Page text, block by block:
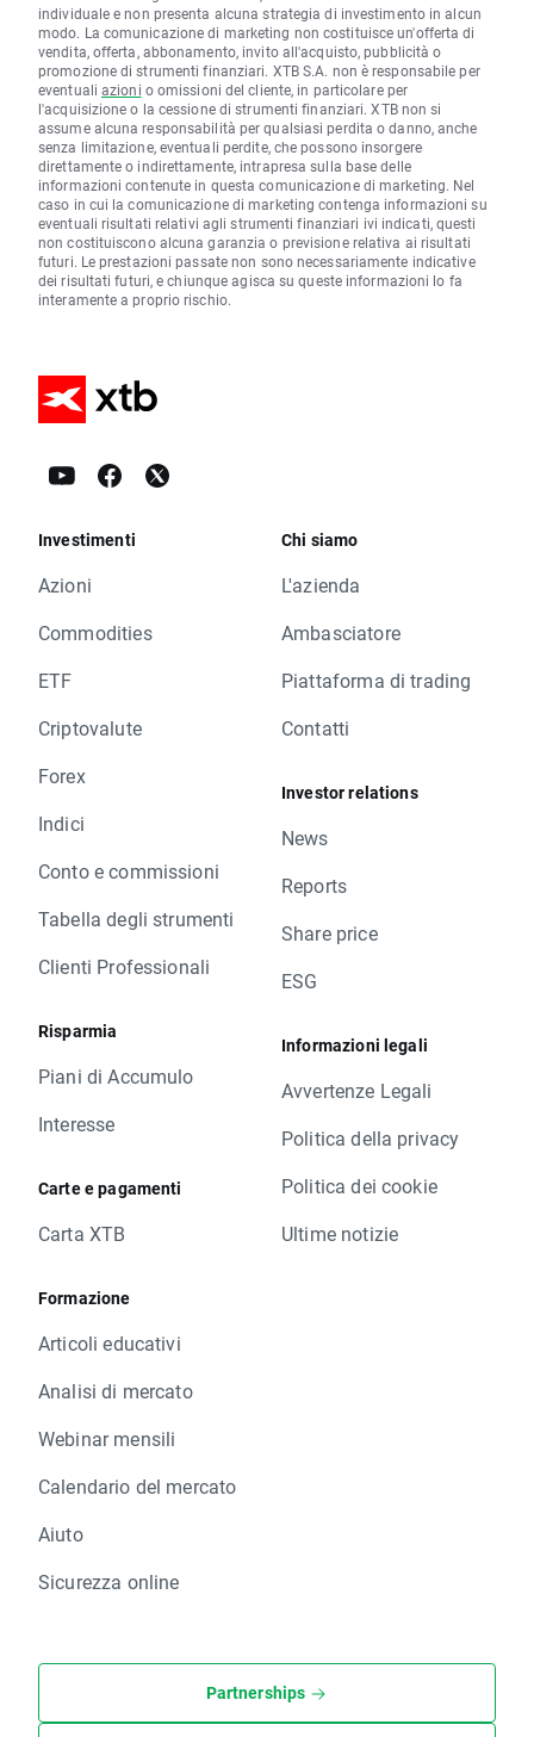
individuale e non presenta alcuna strategia di investimento in alcun
modo. La comunicazione di marketing non costituisce un'offerta di
vendita, offerta, abbonamento, invito all'acquisto, pubblicità o
promozione di strumenti finanziari. XTB S.A. non è responsabile per
eventuali azioni o omissioni del cliente, in particolare per
l'acquisizione o la cessione di strumenti finanziari. XTB non si
assume alcuna responsabilità per qualsiasi perdita o danno, anche
senza limitazione, eventuali perdite, che possono insorgere
direttamente o indirettamente, intrapresa sulla base delle
informazioni contenute in questa comunicazione di marketing. Nel
caso in cui la comunicazione di marketing contenga informazioni su
eventuali risultati relativi agli strumenti finanziari ivi indicati, questi
non costituiscono alcuna garanzia o previsione relativa ai risultati
futuri. Le prestazioni passate non sono necessariamente indicative
dei risultati futuri, e chiunque agisca su queste informazioni lo fa
interamente a proprio rischio.
Investimenti
Azioni
Commodities
ETF
Criptovalute
Forex
Indici
Conto e commissioni
Tabella degli strumenti
Clienti Professionali
Risparmia
Piani di Accumulo
Interesse
Carte e pagamenti
Carta XTB
Formazione
Articoli educativi
Analisi di mercato
Webinar mensili
Calendario del mercato
Aiuto
Sicurezza online
Chi siamo
L'azienda
Ambasciatore
Piattaforma di trading
Contatti
Investor relations
News
Reports
Share price
ESG
Informazioni legali
Avvertenze Legali
Politica della privacy
Politica dei cookie
Ultime notizie
Partnerships